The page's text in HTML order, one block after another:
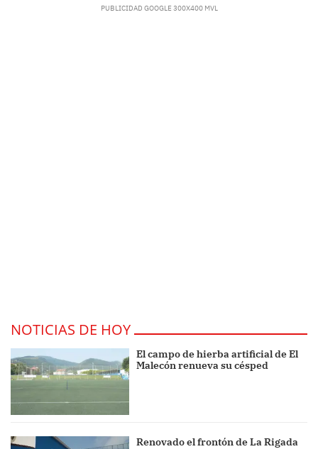
NOTICIAS DE HOY
El campo de hierba artificial de El
Malecón renueva su césped
Renovado el frontón de La Rigada